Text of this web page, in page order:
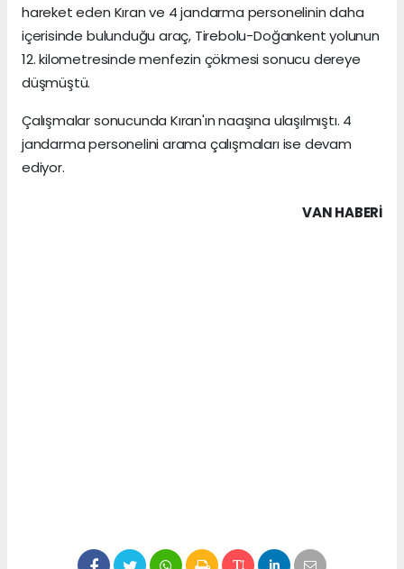
hareket eden Kıran ve 4 jandarma personelinin daha
içerisinde bulunduğu araç, Tirebolu-Doğankent yolunun
12. kilometresinde menfezin çökmesi sonucu dereye
düşmüştü.
Çalışmalar sonucunda Kıran'ın naaşına ulaşılmıştı. 4
jandarma personelini arama çalışmaları ise devam
ediyor.
VAN HABERİ